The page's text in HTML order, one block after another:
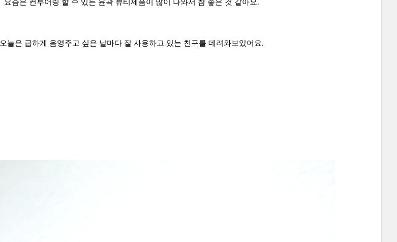
요즘은 컨투어링 할 수 있는 윤곽 뷰티제품이 많이 나와서 참 좋은 것 같아요.
오늘은 급하게 음영주고 싶은 날마다 잘 사용하고 있는 친구를 데려와보았어요.